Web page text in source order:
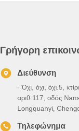
Γρήγορη
Διεύθυνση
- Όχι, όχι, όχι.5,
αριθ.117, οδός
Longquanyi,
Τηλεφώνημα